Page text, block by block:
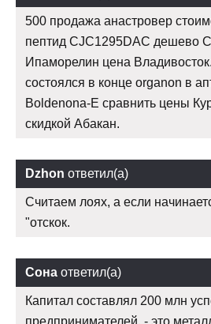
500 продажа анастровер
пептид CJC1295DAC дешево
Ипаморелин цена
состоялся в конце organon в
Boldenona-E сравнить цены
скидкой Абакан.
Dzhon ответил(а)
Считаем лоях, а если
"отскок.
Сона ответил(а)
Капитал составлял 200 млн
предпринимателей, - это